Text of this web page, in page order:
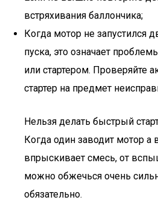
встряхивания баллончика;
Когда мотор не запустился
пуска, это означает
или стартером. Проверяйте
стартер на предмет
Нельзя делать быстрый
Когда один заводит мотор а
впрыскивает смесь, от
можно обжечься очень
обязательно.